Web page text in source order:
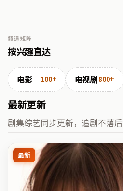
频道矩阵
按兴趣直达
电影 100+ 电视剧800+
最新更新
剧集综艺同步更新，追剧不落后
最新